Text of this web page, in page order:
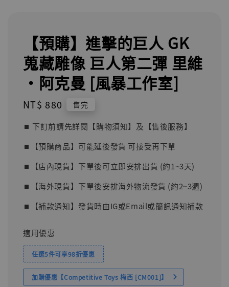
【預購】進擊的巨人 GK
蒐藏雕像 巨人第二彈 里維
·阿克曼 [風暴工作室]
Regular
NT$ 880 售完
⏹︎ 下訂前請先詳閱【購物須知】及【售後服務】
⏹︎【預購商品】可能延後發貨 可接受再下單
⏹︎【店內現貨】下單後可立即安排出貨 (約1~3天)
⏹︎【海外現貨】下單後安排海外物流發貨 (約2~3週)
⏹︎【補款通知】發貨時由IG或Email或簡訊通知補款
適用優惠
任選5件可享98折優惠
加購優惠【Competitive Toys 梅西 [CM001]】